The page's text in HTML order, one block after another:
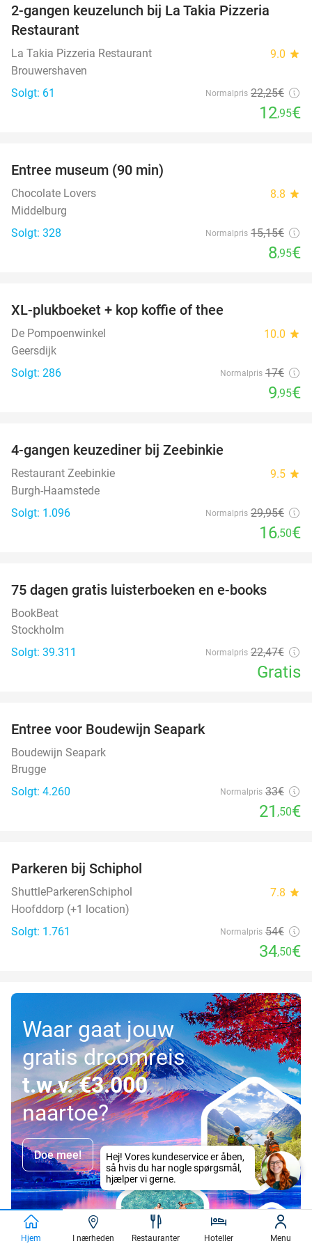
2-gangen keuzelunch bij La Takia Pizzeria
Restaurant
La Takia Pizzeria Restaurant 9.0 star
Brouwershaven
Solgt: 61
Normalpris 22,25€
12,95€
Entree museum (90 min)
Chocolate Lovers 8.8 star
Middelburg
Solgt: 328
Normalpris 15,15€
8,95€
XL-plukboeket + kop koffie of thee
De Pompoenwinkel 10.0 star
Geersdijk
Solgt: 286
Normalpris 17€
9,95€
4-gangen keuzediner bij Zeebinkie
Restaurant Zeebinkie 9.5 star
Burgh-Haamstede
Solgt: 1.096
Normalpris 29,95€
16,50€
75 dagen gratis luisterboeken en e-books
BookBeat
Stockholm
Solgt: 39.311
Normalpris 22,47€
Gratis
Entree voor Boudewijn Seapark
Boudewijn Seapark
Brugge
Solgt: 4.260
Normalpris 33€
21 ,50€
Parkeren bij Schiphol
ShuttleParkerenSchiphol 7.8 star
Hoofddorp (+1 location)
Solgt: 1.761
Normalpris 54€
34,50€
Waar gaat jouw
gratis droomreis
t.w.v. €3.000
naartoe?
Doe mee!
Hjem I nærheden Restauranter Hoteller Menu